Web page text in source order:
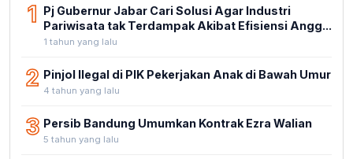
1 Pj Gubernur Jabar Cari Solusi Agar Industri
Pariwisata tak Terdampak Akibat Efisiensi Angg...
1 tahun yang lalu
2 Pinjol Ilegal di PIK Pekerjakan Anak di Bawah Umur
4 tahun yang lalu
3 Persib Bandung Umumkan Kontrak Ezra Walian
5 tahun yang lalu